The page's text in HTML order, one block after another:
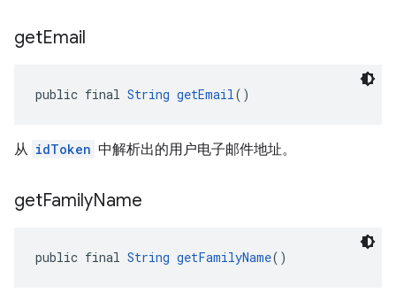
getEmail
public final String getEmail()
从 idToken 中解析出的用户电子邮件地址。
getFamilyName
public final String getFamilyName()